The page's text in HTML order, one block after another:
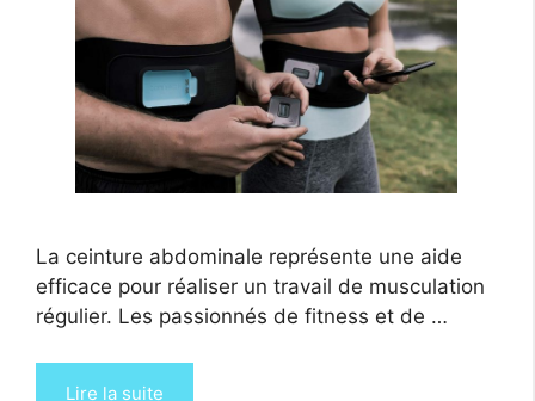
La ceinture abdominale représente une aide
efficace pour réaliser un travail de musculation
régulier. Les passionnés de fitness et de …
Lire la suite